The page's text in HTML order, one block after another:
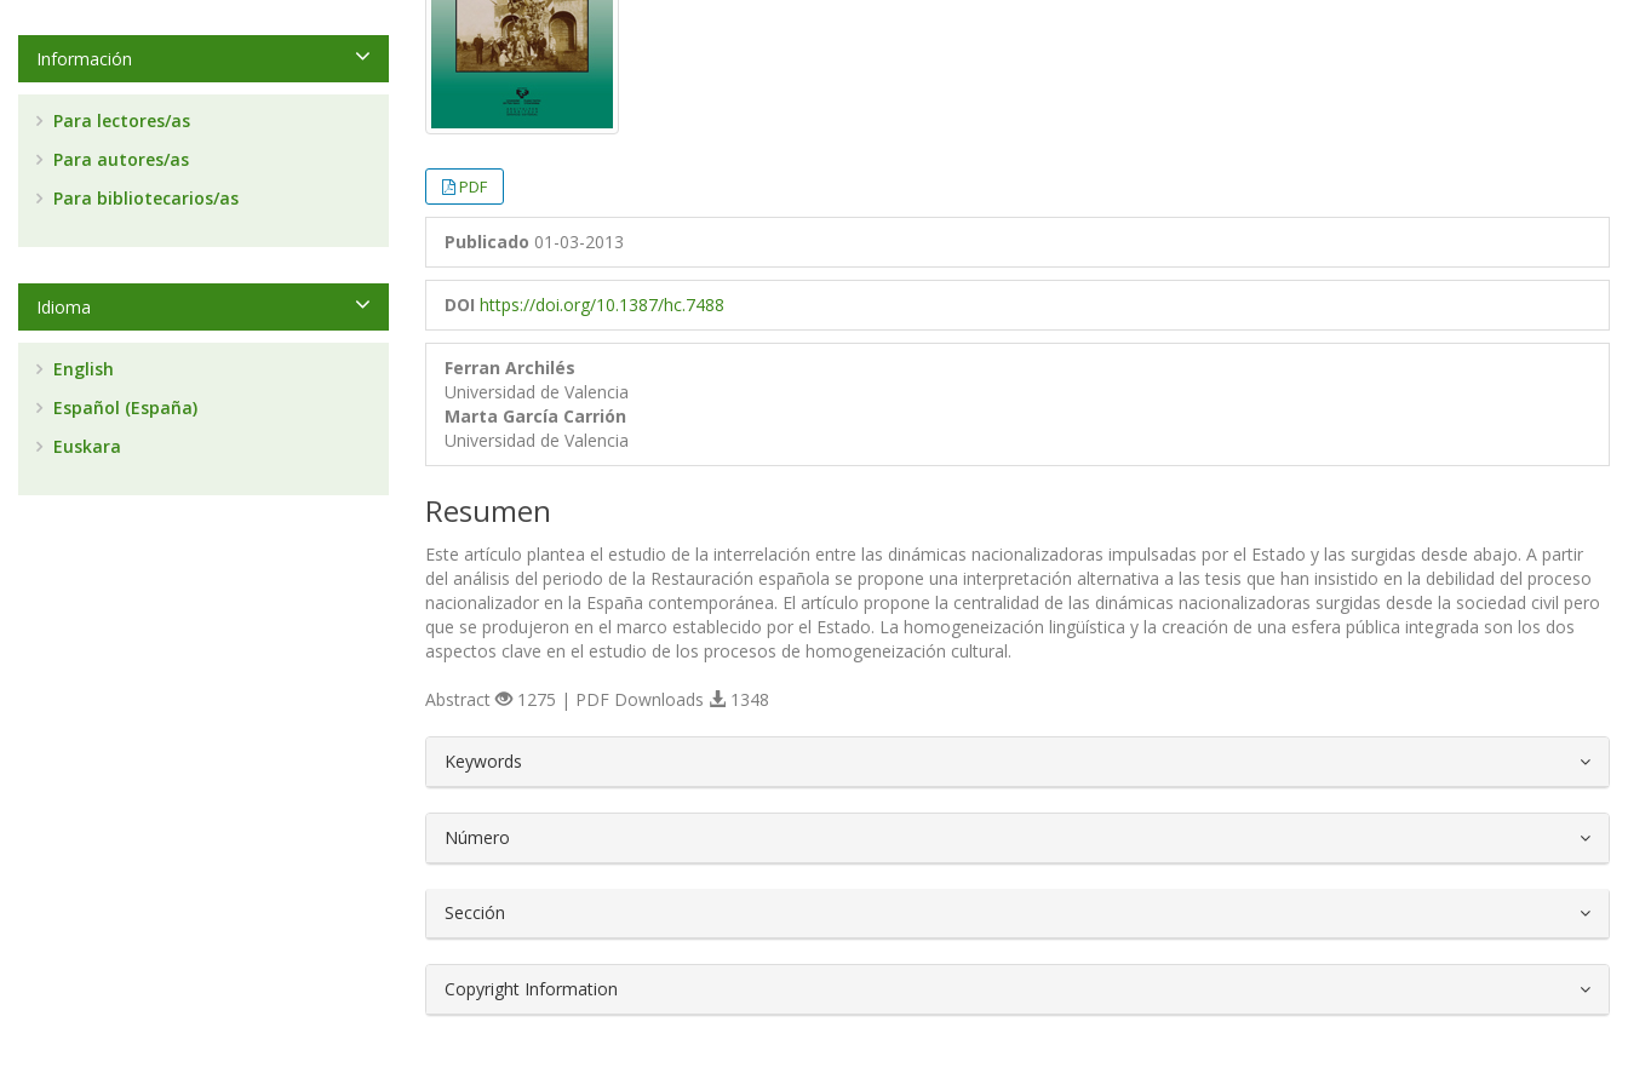
PDF
Publicado 01-03-2013
DOI https://doi.org/10.1387/hc.7488
Ferran Archilés
Universidad de Valencia
Marta García Carrión
Universidad de Valencia
Resumen
Este artículo plantea el estudio de la interrelación entre las dinámicas nacionalizadoras impulsadas por el Estado y las surgidas desde abajo. A partir
del análisis del periodo de la Restauración española se propone una interpretación alternativa a las tesis que han insistido en la debilidad del proceso
nacionalizador en la España contemporánea. El artículo propone la centralidad de las dinámicas nacionalizadoras surgidas desde la sociedad civil pero
que se produjeron en el marco establecido por el Estado. La homogeneización lingüística y la creación de una esfera pública integrada son los dos
aspectos clave en el estudio de los procesos de homogeneización cultural.
Abstract 1275 | PDF Downloads 1348
##plugins.themes.bootstrap3.article.details##
Keywords
Número
Sección
Copyright Information
Información
Para lectores/as
Para autores/as
Para bibliotecarios/as
Idioma
English
Español (España)
Euskara